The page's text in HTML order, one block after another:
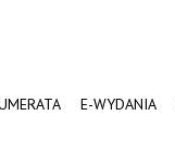
E-WYDANIA